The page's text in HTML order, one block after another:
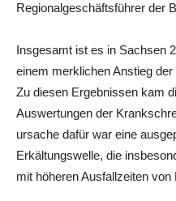
Regionalgeschäftsführer der
Insgesamt ist es in Sachsen
einem merklichen Anstieg
Zu diesen Ergebnissen kam
Auswertungen der
ursache dafür war eine
Erkältungswelle, die
mit höheren Ausfallzeiten